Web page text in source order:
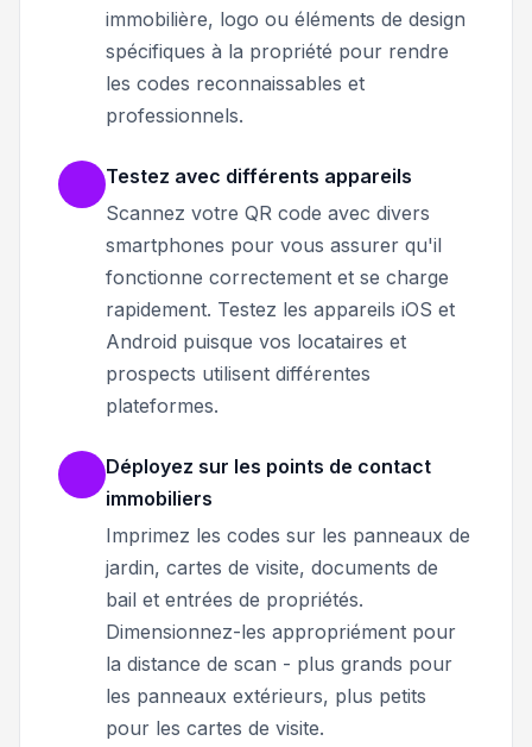
immobilière, logo ou éléments de design
spécifiques à la propriété pour rendre
les codes reconnaissables et
professionnels.
Testez avec différents appareils
Scannez votre QR code avec divers
smartphones pour vous assurer qu'il
fonctionne correctement et se charge
rapidement. Testez les appareils iOS et
Android puisque vos locataires et
prospects utilisent différentes
plateformes.
Déployez sur les points de contact
immobiliers
Imprimez les codes sur les panneaux de
jardin, cartes de visite, documents de
bail et entrées de propriétés.
Dimensionnez-les appropriément pour
la distance de scan - plus grands pour
les panneaux extérieurs, plus petits
pour les cartes de visite.